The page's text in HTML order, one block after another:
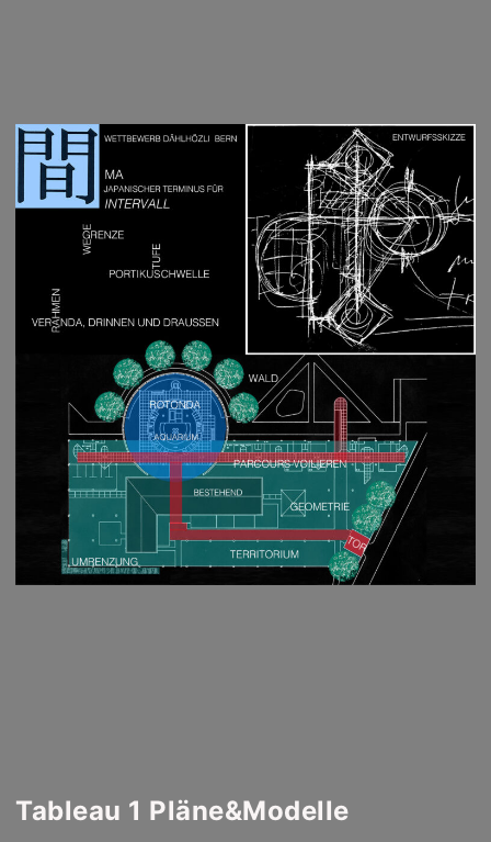
Tableau 1 Pläne&Modelle